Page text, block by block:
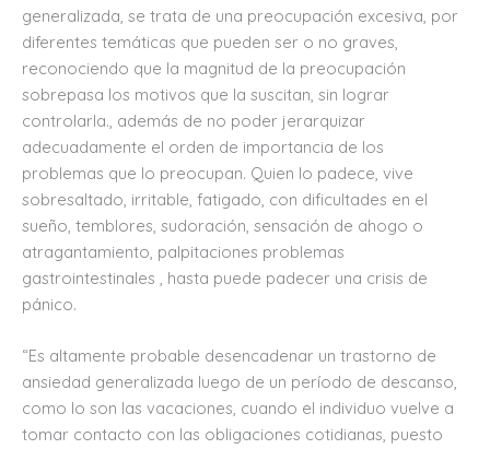
generalizada, se trata de una preocupación excesiva, por
diferentes temáticas que pueden ser o no graves,
reconociendo que la magnitud de la preocupación
sobrepasa los motivos que la suscitan, sin lograr
controlarla., además de no poder jerarquizar
adecuadamente el orden de importancia de los
problemas que lo preocupan. Quien lo padece, vive
sobresaltado, irritable, fatigado, con dificultades en el
sueño, temblores, sudoración, sensación de ahogo o
atragantamiento, palpitaciones problemas
gastrointestinales , hasta puede padecer una crisis de
pánico.
“Es altamente probable desencadenar un trastorno de
ansiedad generalizada luego de un período de descanso,
como lo son las vacaciones, cuando el individuo vuelve a
tomar contacto con las obligaciones cotidianas, puesto